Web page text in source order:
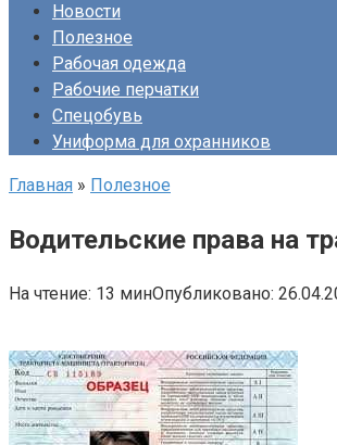
Новости
Полезное
Рабочая одежда
Рабочие перчатки
Спецобувь
Униформа для охранников
Главная » Полезное
Водительские права на
На чтение: 13 минОпубликовано: